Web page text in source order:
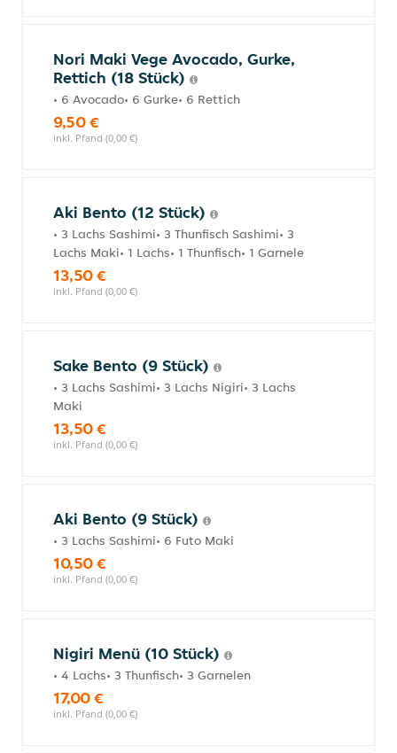
Nori Maki Vege Avocado, Gurke,
Rettich (18 Stück)
• 6 Avocado• 6 Gurke• 6 Rettich
9,50 €
inkl. Pfand (0,00 €)
Aki Bento (12 Stück)
• 3 Lachs Sashimi• 3 Thunfisch Sashimi• 3
Lachs Maki• 1 Lachs• 1 Thunfisch• 1 Garnele
13,50 €
inkl. Pfand (0,00 €)
Sake Bento (9 Stück)
• 3 Lachs Sashimi• 3 Lachs Nigiri• 3 Lachs
Maki
13,50 €
inkl. Pfand (0,00 €)
Aki Bento (9 Stück)
• 3 Lachs Sashimi• 6 Futo Maki
10,50 €
inkl. Pfand (0,00 €)
Nigiri Menü (10 Stück)
• 4 Lachs• 3 Thunfisch• 3 Garnelen
17,00 €
inkl. Pfand (0,00 €)